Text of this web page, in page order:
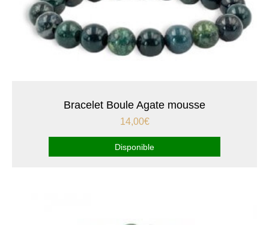
Bracelet Boule Agate mousse
14,00€
Disponible